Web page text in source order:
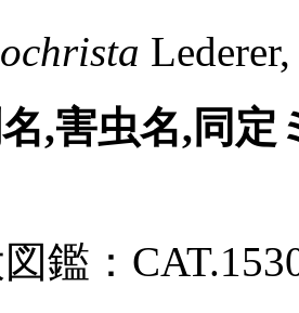
名,害虫名,同
鑑：